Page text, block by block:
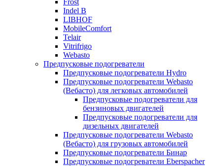
Frost
Indel B
LIBHOF
MobileComfort
Telair
Vitrifrigo
Webasto
Предпусковые подогреватели
Предпусковые подогреватели Hydro
Предпусковые подогреватели Webasto
(Вебасто) для легковых автомобилей
Предпусковые подогреватели для
бензиновых двигателей
Предпусковые подогреватели для
дизельных двигателей
Предпусковые подогреватели Webasto
(Вебасто) для грузовых автомобилей
Предпусковые подогреватели Бинар
Предпусковые подогреватели Eberspacher